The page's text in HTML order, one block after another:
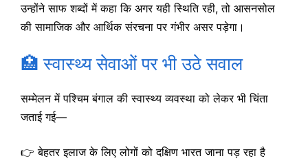
उन्होंने साफ शब्दों में कहा कि अगर यही स्थिति रही, तो आसनसोल
की सामाजिक और आर्थिक संरचना पर गंभीर असर पड़ेगा।
🏥 स्वास्थ्य सेवाओं पर भी उठे सवाल
सम्मेलन में पश्चिम बंगाल की स्वास्थ्य व्यवस्था को लेकर भी चिंता
जताई गई—
👉 बेहतर इलाज के लिए लोगों को दक्षिण भारत जाना पड़ रहा है